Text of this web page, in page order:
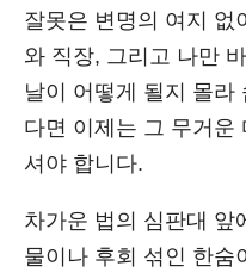
잘못은 변명의 여지 없
와 직장, 그리고 나만
날이 어떻게 될지 몰라
다면 이제는 그 무거운
셔야 합니다.
차가운 법의 심판대 앞
물이나 후회 섞인 한숨